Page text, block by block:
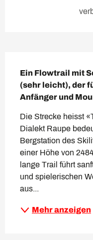
Ein Flowtrail mit
(sehr leicht), der
Anfänger und
Die Strecke heisst
Dialekt Raupe
Bergstation des
einer Höhe von
lange Trail führt
und spielerischen
aus...
Mehr anzeigen